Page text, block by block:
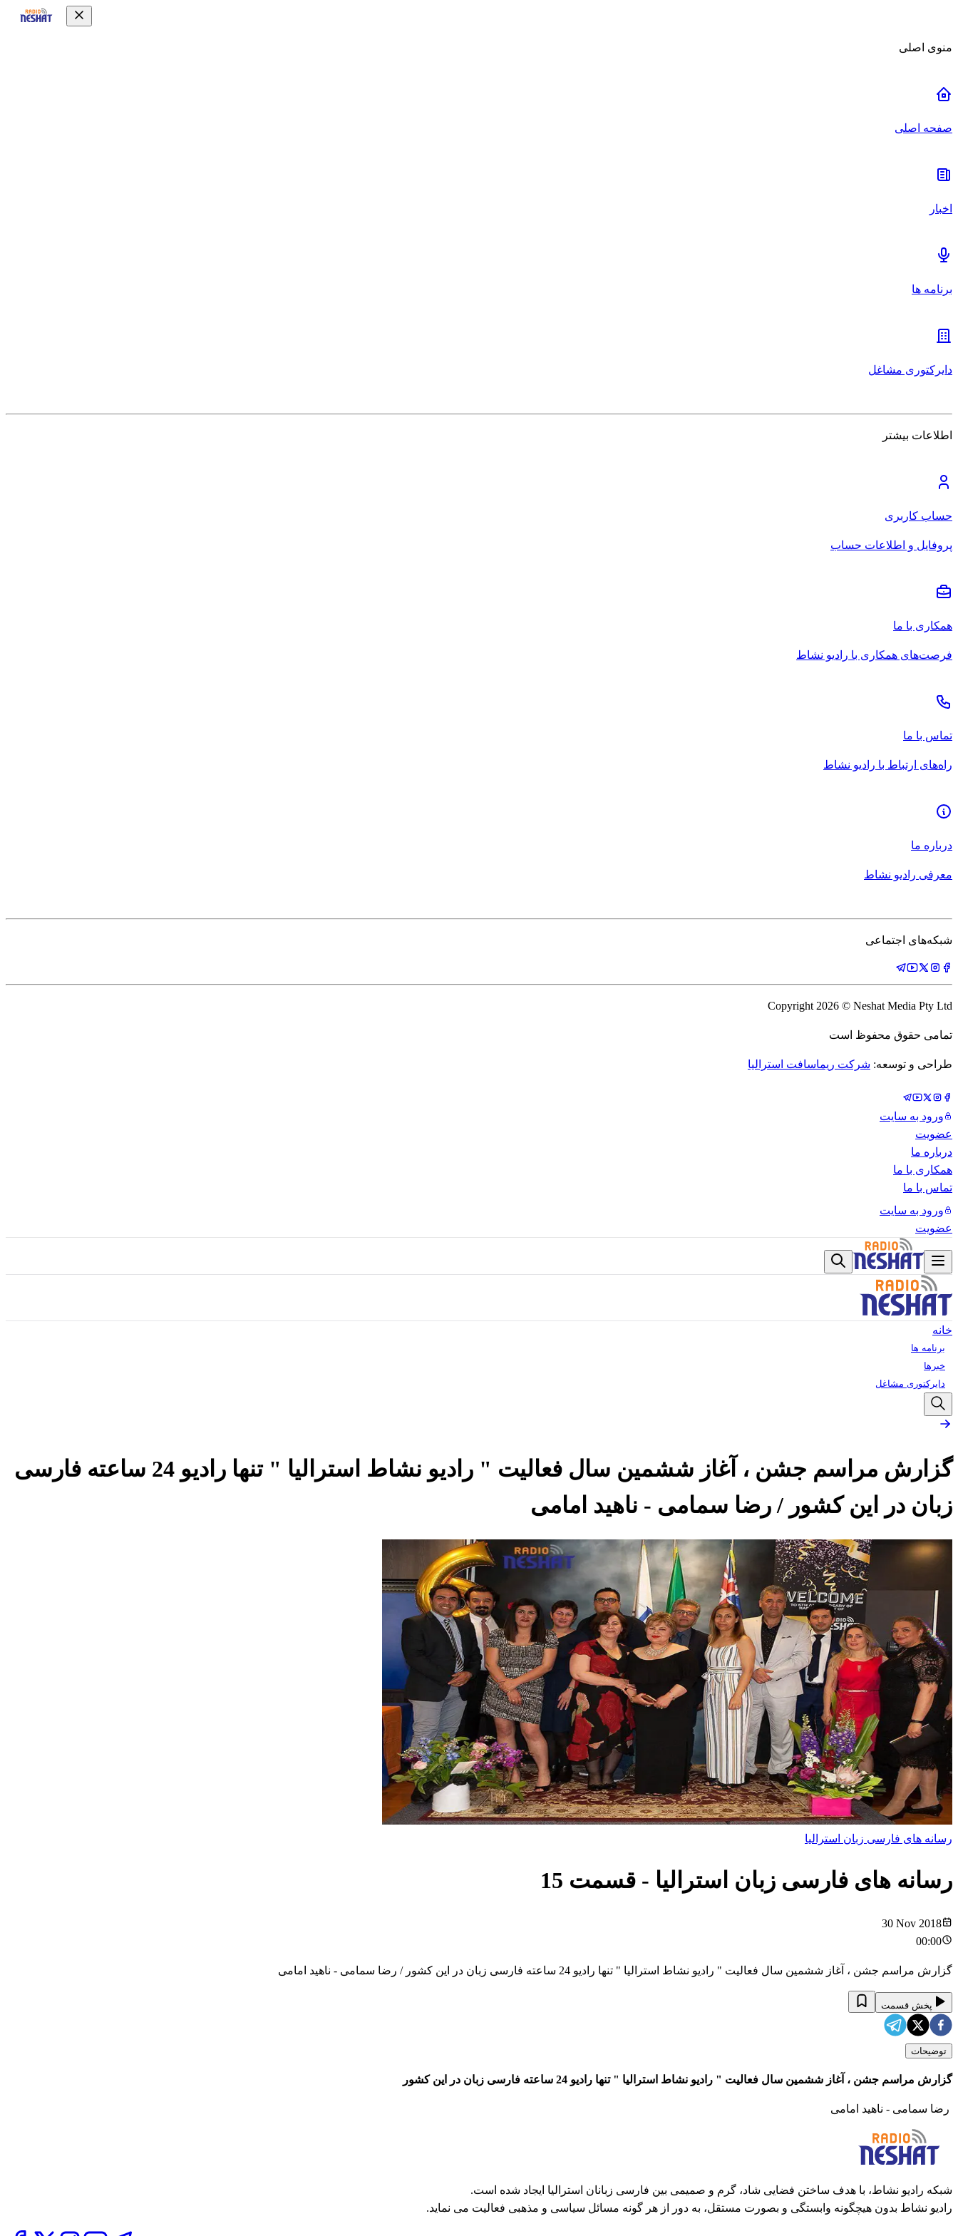
منوی اصلی
صفحه اصلی
اخبار
برنامه ها
دایرکتوری مشاغل
اطلاعات بیشتر
حساب کاربری
پروفایل و اطلاعات حساب
همکاری با ما
فرصت‌های همکاری با رادیو نشاط
تماس با ما
راه‌های ارتباط با رادیو نشاط
درباره ما
معرفی رادیو نشاط
شبکه‌های اجتماعی
Copyright 2026 © Neshat Media Pty Ltd
تمامی حقوق محفوظ است
طراحی و توسعه: شرکت ریماسافت استرالیا
ورود به سایت
عضویت
درباره ما
همکاری با ما
تماس با ما
ورود به سایت
عضویت
خانه
برنامه ها
خبرها
دایرکتوری مشاغل
گزارش مراسم جشن ، آغاز ششمین سال فعالیت " رادیو نشاط استرالیا " تنها رادیو 24 ساعته فارسی
زبان در این کشور / رضا سمامی - ناهید امامی
رسانه های فارسی زبان استرالیا
رسانه های فارسی زبان استرالیا - قسمت 15
30 Nov 2018
00:00
گزارش مراسم جشن ، آغاز ششمین سال فعالیت " رادیو نشاط استرالیا " تنها رادیو 24 ساعته فارسی زبان در این کشور / رضا سمامی - ناهید امامی
پخش قسمت
توضیحات
گزارش مراسم جشن ، آغاز ششمین سال فعالیت " رادیو نشاط استرالیا " تنها رادیو 24 ساعته فارسی زبان در این کشور
رضا سمامی - ناهید امامی
شبکه رادیو نشاط، با هدف ساختن فضایی شاد، گرم و صمیمی بین فارسی زبانان استرالیا ایجاد شده است.
رادیو نشاط بدون هیچگونه وابستگی و بصورت مستقل، به دور از هر گونه مسائل سیاسی و مذهبی فعالیت می نماید.